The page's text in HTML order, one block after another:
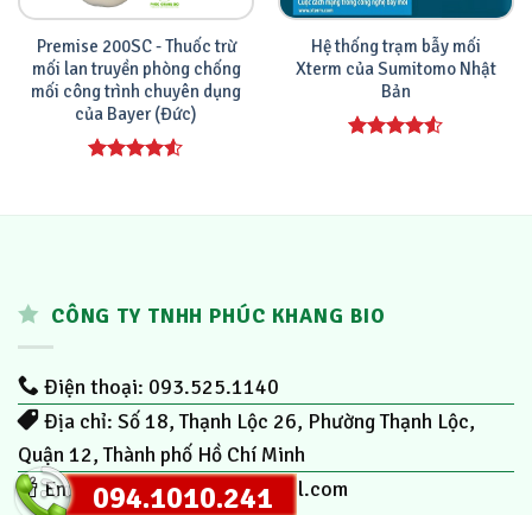
Premise 200SC - Thuốc trừ
mối lan truyền phòng chống
mối công trình chuyên dụng
của Bayer (Đức)
5 sao
Hệ thống trạm bẫy mối
Xterm của Sumitomo Nhật
Bản
CÔNG TY TNHH PHÚC KHANG BIO
Điện thoại: 093.525.1140
Địa chỉ: Số 18, Thạnh Lộc 26, Phường Thạnh Lộc,
Quận 12, Thành phố Hồ Chí Minh
Email:phuckhang.bio@gmail.com
094.1010.241